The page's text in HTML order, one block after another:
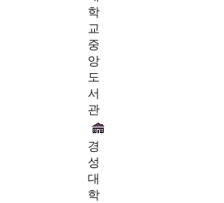
학
교
중
앙
도
서
관
경
성
대
학